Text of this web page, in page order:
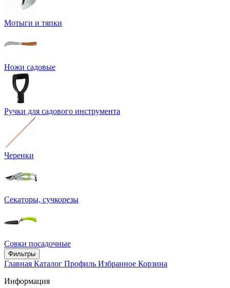
Мотыги и тяпки
Ножи садовые
Ручки для садового инструмента
Черенки
Секаторы, сучкорезы
Совки посадочные
Фильтры
Главная Каталог Профиль Избранное Корзина
Информация